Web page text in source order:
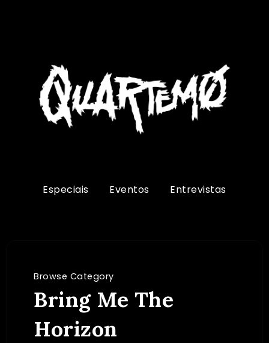
Especiais Eventos Entrevistas
Browse Category
Bring Me The
Horizon